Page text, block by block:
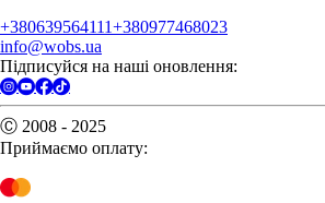
+380639564111+380977468023
info@wobs.ua
Підписуйся на наші оновлення:
Ⓒ 2008 - 2025
Приймаємо оплату: